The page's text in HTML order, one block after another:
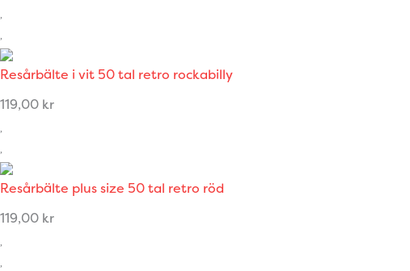
Resårbälte i vit 50 tal retro rockabilly
119,00 kr
Resårbälte plus size 50 tal retro röd
119,00 kr